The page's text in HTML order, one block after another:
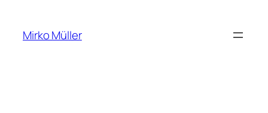
springen
Mirko Müller